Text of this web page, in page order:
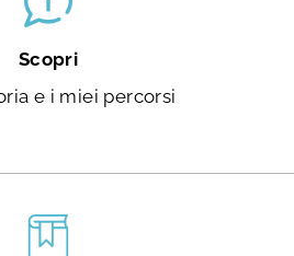
Scopri
e i miei percorsi